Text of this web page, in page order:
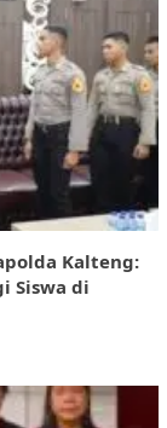
Kalteng:
Siswa di